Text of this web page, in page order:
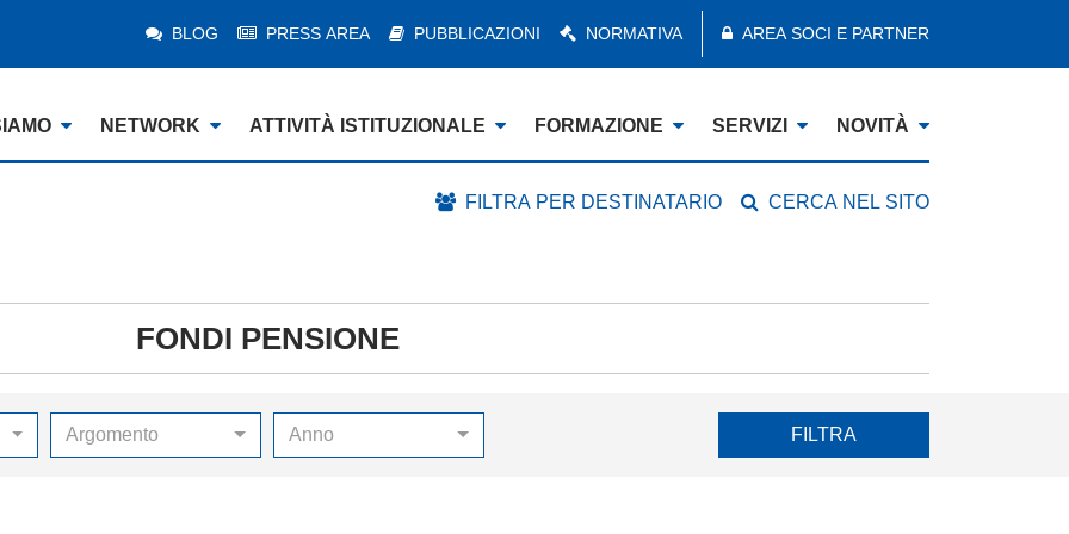
BLOG PRESS AREA PUBBLICAZIONI NORMATIVA AREA SOCI E PARTNER
NETWORK ATTIVITÀ ISTITUZIONALE FORMAZIONE SERVIZI NOVITÀ
FILTRA PER DESTINATARIO CERCA NEL SITO
FONDI PENSIONE
Argomento Anno FILTRA